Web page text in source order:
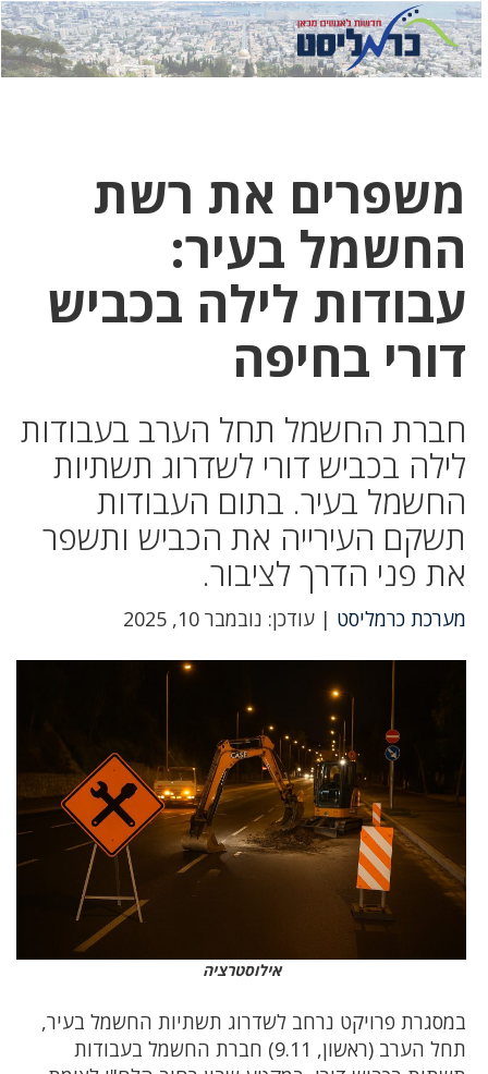
לחץ
כאן
לחץ
כדי
משפרים את רשת
החשמל בעיר:
עבודות לילה בכביש
דורי בחיפה
חברת החשמל תחל הערב בעבודות
לילה בכביש דורי לשדרוג תשתיות
החשמל בעיר. בתום העבודות
תשקם העירייה את הכביש ותשפר
את פני הדרך לציבור.
מערכת כרמליסט | עודכן: נובמבר 10, 2025
אילוסטרציה
במסגרת פרויקט נרחב לשדרוג תשתיות החשמל בעיר,
תחל הערב (ראשון, 9.11) חברת החשמל בעבודות